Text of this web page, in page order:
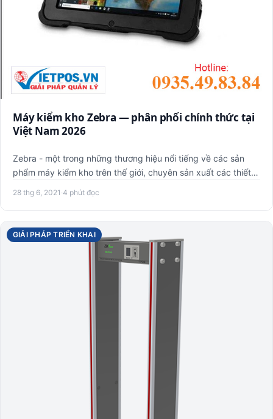
Máy kiểm kho Zebra — phân phối chính thức tại
Việt Nam 2026
Zebra - một trong những thương hiệu nổi tiếng về các sản
phẩm máy kiểm kho trên thế giới, chuyên sản xuất các thiết
28 thg 6, 2021 ·4 phút đọc
GIẢI PHÁP TRIỂN KHAI